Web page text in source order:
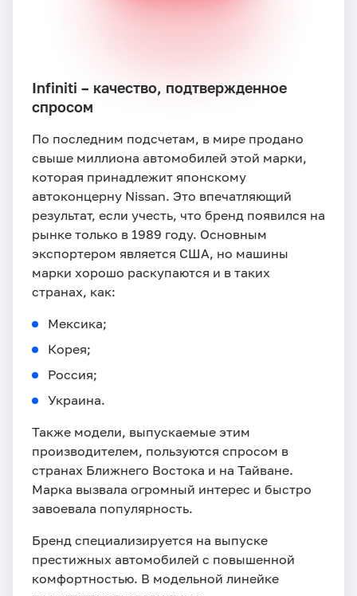
Infiniti – качество, подтвержденное
спросом
По последним подсчетам, в мире продано
свыше миллиона автомобилей этой марки,
которая принадлежит японскому
автоконцерну Nissan. Это впечатляющий
результат, если учесть, что бренд появился на
рынке только в 1989 году. Основным
экспортером является США, но машины
марки хорошо раскупаются и в таких
странах, как:
Мексика;
Корея;
Россия;
Украина.
Также модели, выпускаемые этим
производителем, пользуются спросом в
странах Ближнего Востока и на Тайване.
Марка вызвала огромный интерес и быстро
завоевала популярность.
Бренд специализируется на выпуске
престижных автомобилей с повышенной
комфортностью. В модельной линейке